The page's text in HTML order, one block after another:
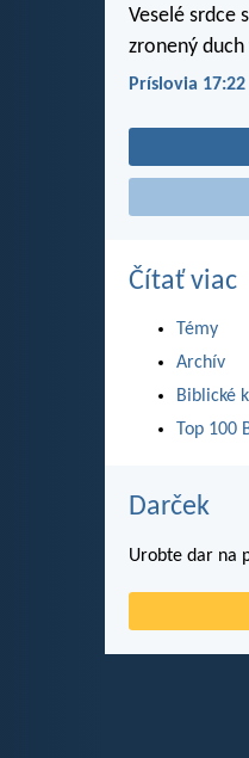
Veselé srdce
zronený duch
Príslovia 17:22
Čítať viac
Témy
Archív
Biblické
Top 100
Darček
Urobte dar na